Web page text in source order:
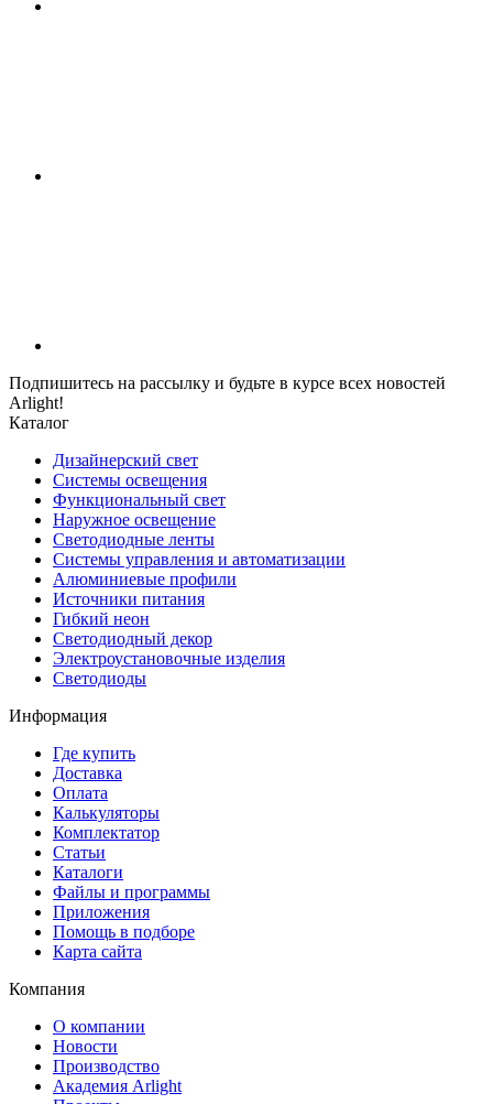
Подпишитесь на рассылку и будьте в курсе всех новостей
Arlight!
Каталог
Дизайнерский свет
Системы освещения
Функциональный свет
Наружное освещение
Светодиодные ленты
Системы управления и автоматизации
Алюминиевые профили
Источники питания
Гибкий неон
Светодиодный декор
Электроустановочные изделия
Светодиоды
Информация
Где купить
Доставка
Оплата
Калькуляторы
Комплектатор
Статьи
Каталоги
Файлы и программы
Приложения
Помощь в подборе
Карта сайта
Компания
О компании
Новости
Производство
Академия Arlight